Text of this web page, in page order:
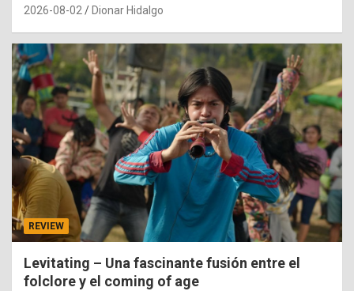
2026-08-02 Dionar Hidalgo
REVIEW
Levitating – Una fascinante fusión entre el
folclore y el coming of age